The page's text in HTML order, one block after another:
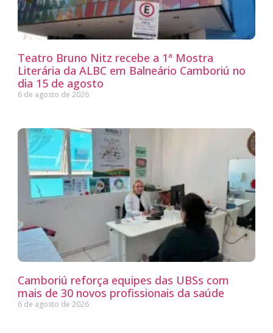
Teatro Bruno Nitz recebe a 1ª Mostra
Literária da ALBC em Balneário Camboriú no
dia 15 de agosto
6 de agosto de 2026
Camboriú reforça equipes das UBSs com
mais de 30 novos profissionais da saúde
6 de agosto de 2026